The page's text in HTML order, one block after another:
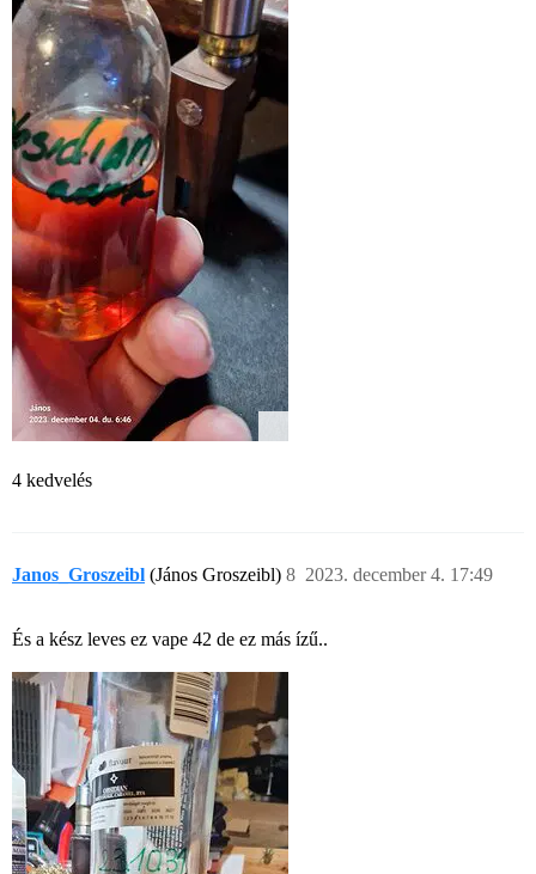
4 kedvelés
Janos_Groszeibl (János Groszeibl) 2023. december 4. 17:49
8
És a kész leves ez vape 42 de ez más ízű..